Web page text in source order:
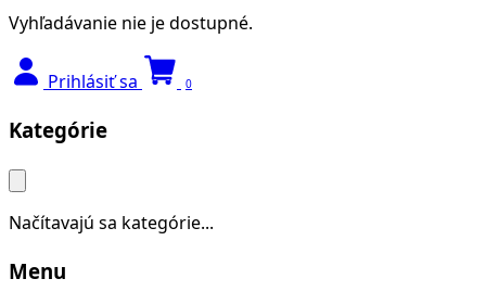
Vyhľadávanie nie je dostupné.
Prihlásiť sa 0
Kategórie
Načítavajú sa kategórie...
Menu